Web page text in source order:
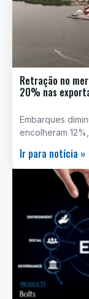
Retração no
20% nas
Embarques
encolheram
Ir para notícia »